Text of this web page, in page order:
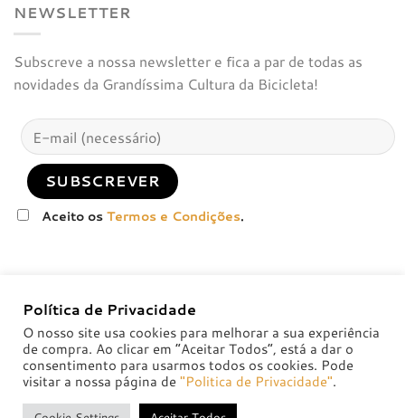
NEWSLETTER
Subscreve a nossa newsletter e fica a par de todas as
novidades da Grandíssima Cultura da Bicicleta!
Aceito osTermos e Condições.
POLÍTICAS DE TROCA E DEVOLUÇÃO
Política de Privacidade
O nosso site usa cookies para melhorar a sua experiência
de compra. Ao clicar em “Aceitar Todos”, está a dar o
consentimento para usarmos todos os cookies. Pode
visitar a nossa página de"Politica de Privacidade".